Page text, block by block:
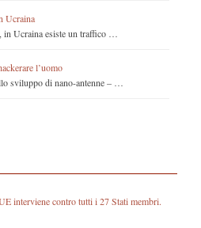
Ucraina
Ucraina esiste un traffico …
l’uomo
sviluppo di nano-antenne – …
interviene contro tutti i 27 Stati membri.